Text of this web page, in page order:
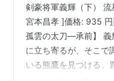
剣豪将軍義輝（下）
宮本昌孝 ]価格: 935 円
孤雲の太刀―承前】 義
に立ち寄るが、そこで
いる熊鷹を見つける。